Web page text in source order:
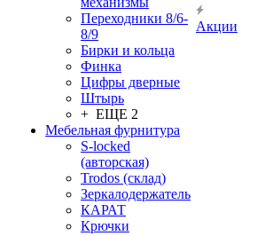
Переходники 8/6-
8/9
Бирки и кольца
Финка
Цифры дверные
Штырь
+ ЕЩЕ 2
Мебельная фурнитура
S-locked
(авторская)
Trodos (склад)
Зеркалодержатель
КАРАТ
Крючки
Акции